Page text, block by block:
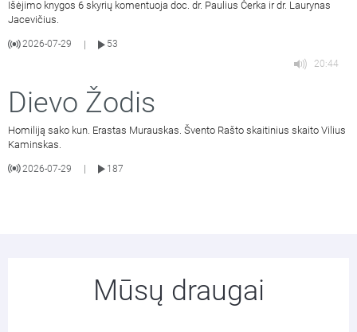
Išėjimo knygos 6 skyrių komentuoja doc. dr. Paulius Čerka ir dr. Laurynas
Jacevičius.
2026-07-29
53
20:44
Dievo Žodis
Homiliją sako kun. Erastas Murauskas. Švento Rašto skaitinius skaito Vilius
Kaminskas.
2026-07-29 187
Mūsų draugai